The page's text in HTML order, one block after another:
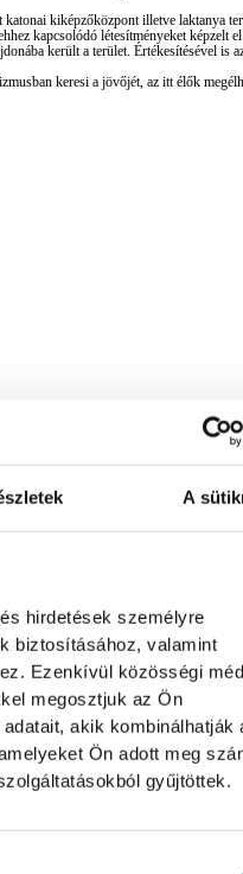
A
hirdetések személyre
biztosításához, valamint
Ezenkívül közösségi
megosztjuk az Ön
akik kombinálhatják
Ön adott meg
gyűjtöttek.
katonai kiképzőközpont illetve laktanya
kapcsolódó létesítményeket képzelt
került a terület. Értékesítésével is
keresi a jövőjét, az itt élők